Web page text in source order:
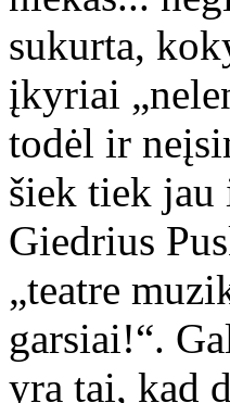
sukurta,
įkyriai
todėl ir
šiek tiek jau
Giedrius
„teatre
garsiai!“.
yra tai, kad